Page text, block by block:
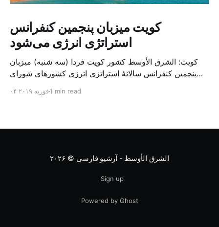
کویت میزبان پنجمین کنفرانس
استراتژی انرژی می‌شود
کویت: الشرق الأوسط کشور کویت فردا (سه شنبه) میزبان
پنجمین کنفرانس سالانهٔ استراتژی انرژی کشورهای شورای
متخصص از شرکت‌های جهانی نفت و گاز در این کنفرانس
۰۴ فوریه ۲۰۱۹1 min read
الشرق الأوسط - آرشیو فارسی © ۲۰۲۶
Sign up
Powered by Ghost